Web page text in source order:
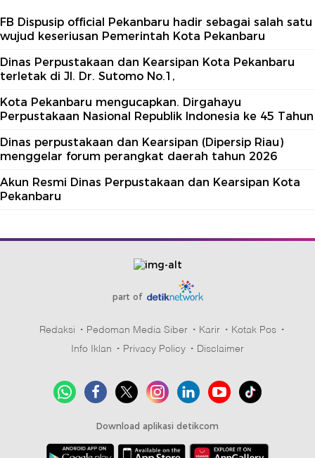
FB Dispusip official Pekanbaru hadir sebagai salah satu
wujud keseriusan Pemerintah Kota Pekanbaru
Dinas Perpustakaan dan Kearsipan Kota Pekanbaru
terletak di Jl. Dr. Sutomo No.1,
Kota Pekanbaru mengucapkan. Dirgahayu
Perpustakaan Nasional Republik Indonesia ke 45 Tahun
Dinas perpustakaan dan Kearsipan (Dipersip Riau)
menggelar forum perangkat daerah tahun 2026
Akun Resmi Dinas Perpustakaan dan Kearsipan Kota
Pekanbaru
part of
Redaksi Pedoman Media Siber Karir
Kotak Pos
Info Iklan
Privacy Policy Disclaimer
Download aplikasi detikcom